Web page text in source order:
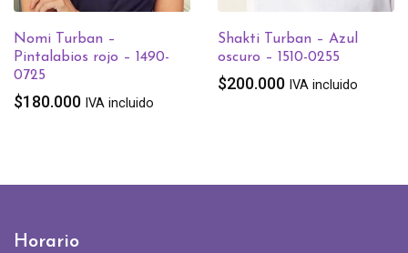
Turban –
rojo – 1490-
IVA incluido
Shakti Turban – Azul
oscuro – 1510-0255
200.000 IVA incluido
Horario